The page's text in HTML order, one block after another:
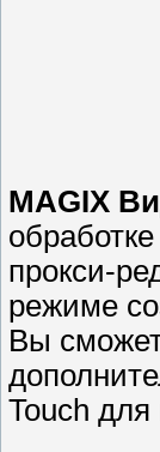
MAGIX
прокси-
режиме
Вы
Touch